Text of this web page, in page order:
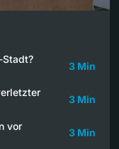
Stadt?
3 Min
3 Min
vor
3 Min